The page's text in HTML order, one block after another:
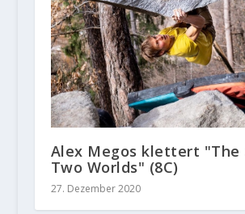
Alex Megos klettert "The
Two Worlds" (8C)
27. Dezember 2020